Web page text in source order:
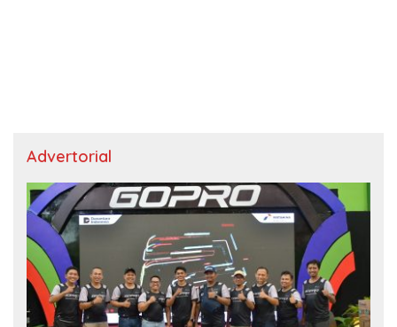
Advertorial